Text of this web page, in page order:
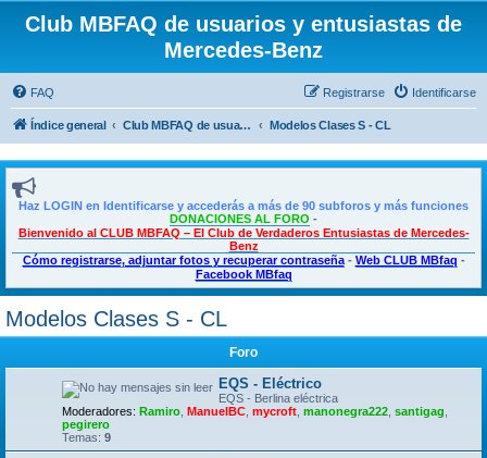
Club MBFAQ de usuarios y entusiastas de
Mercedes-Benz
FAQ Identificarse
Registrarse
Índice general Club MBFAQ de usuarios y entusiastas de Mercedes Benz Modelos Clases S - CL
Haz LOGIN en Identificarse y accederás a más de 90 subforos y más funciones
DONACIONES AL FORO -
Bienvenido al CLUB MBFAQ – El Club de Verdaderos Entusiastas de Mercedes-
Benz
Cómo registrarse, adjuntar fotos y recuperar contraseña- Web CLUB MBfaq -
Facebook MBfaq
Modelos Clases S - CL
Foro
EQS - Eléctrico
EQS - Berlina eléctrica
Moderadores: Ramiro ManuelBC mycroft manonegra222 santigag
pegirero
Temas: 9